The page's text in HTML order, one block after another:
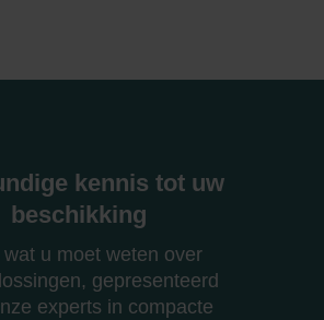
kennis tot uw
beschikking
wat u moet weten over
gepresenteerd
experts in compacte